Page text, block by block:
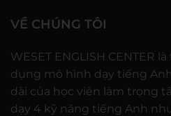
VỀ CHÚNG TÔI
WESET ENGLISH CENTER
dụng mô hình dạy tiếng
dài của học viên làm trọng
dạy 4 kỹ năng tiếng Anh